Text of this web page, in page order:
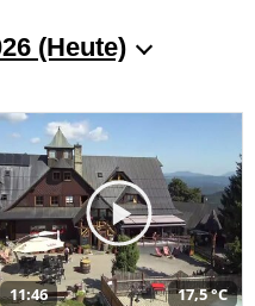
(Heute)
11:46 17,5 °C